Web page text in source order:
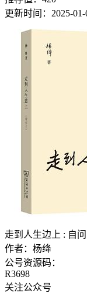
更新时间：2025-01-
走到人生边上 : 自
作者： 杨绛
公号资源码：
R3698
关注公众号